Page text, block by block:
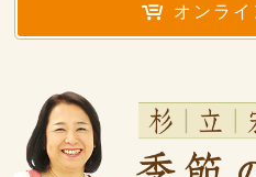
オンラ